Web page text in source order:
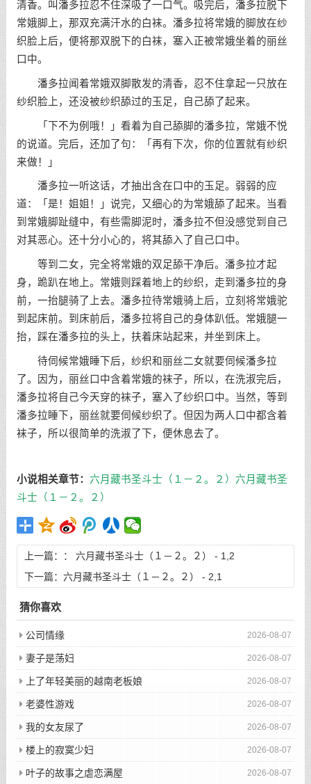
清香。叫潘多拉忍不住深吸了一口气。吸完后，潘多拉脱下
常娥脚上，那双充满汗水的白袜。潘多拉将常娥的脚放在纱
织脸上后，便将那双脱下的白袜，塞入正被常娥坐着的丽丝
口中。
潘多拉闻着常娥双脚散发的清香，忍不住拿起一只放在
纱织脸上，还没被纱织舔过的玉足，自己舔了起来。
「下不为例哦！」看着为自己舔脚的潘多拉，常娥不悦
的说道。完后，还加了句：「再有下次，你的位置就有纱织
来做！」
潘多拉一听这话，才抽出含在口中的玉足。弱弱的应
道：「是！姐姐！」说完，又细心的为常娥舔了起来。当看
到常娥脚趾缝中，有些需脚泥时，潘多拉不但没感觉到自己
对其恶心。还十分小心的，将其舔入了自己口中。
等到二女，完全将常娥的双足舔干净后。潘多拉才起
身，跪趴在地上。常娥则踩着地上的纱织，走到潘多拉的身
前，一抬腿骑了上去。潘多拉待常娥骑上后，立刻将常娥驼
到起床前。到床前后，潘多拉将自己的身体趴低。常娥腿一
抬，踩在潘多拉的头上，扶着床站起来，并坐到床上。
待伺候常娥睡下后，纱织和丽丝二女就要伺候潘多拉
了。因为，丽丝口中含着常娥的袜子，所以，在洗淑完后，
潘多拉将自己今天穿的袜子，塞入了纱织口中。当然，等到
潘多拉睡下，丽丝就要伺候纱织了。但因为两人口中都含着
袜子，所以很简单的洗淑了下，便休息去了。
小说相关章节： 六月藏书圣斗士（１－２。２） 六月藏书圣
斗士（１－２。２）
上一篇：： 六月藏书圣斗士（１－２。２） - 1,2
下一篇： 六月藏书圣斗士（１－２。２） - 2,1
猜你喜欢
2026-08-07
公司情缘
2026-08-07
妻子是荡妇
2026-08-07
上了年轻美丽的越南老板娘
2026-08-07
老婆性游戏
2026-08-07
我的女友尿了
2026-08-07
楼上的寂寞少妇
2026-08-07
叶子的故事之虐恋满屋